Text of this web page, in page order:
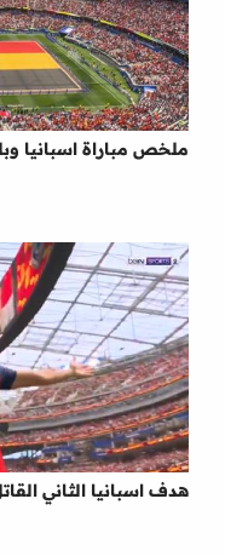
ملخص مباراة اسبانيا وبلجيكا (2-1)
هدف اسبانيا الثاني